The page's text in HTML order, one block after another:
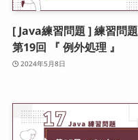
[ Java練習問題 ] 練習問題
第19回 『 例外処理 』
2024年5月8日